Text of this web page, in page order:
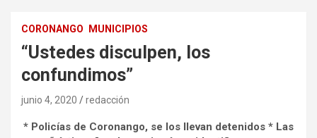
CORONANGO MUNICIPIOS
“Ustedes disculpen, los
confundimos”
junio 4, 2020 redacción
* Policías de Coronango, se los llevan detenidos * Las